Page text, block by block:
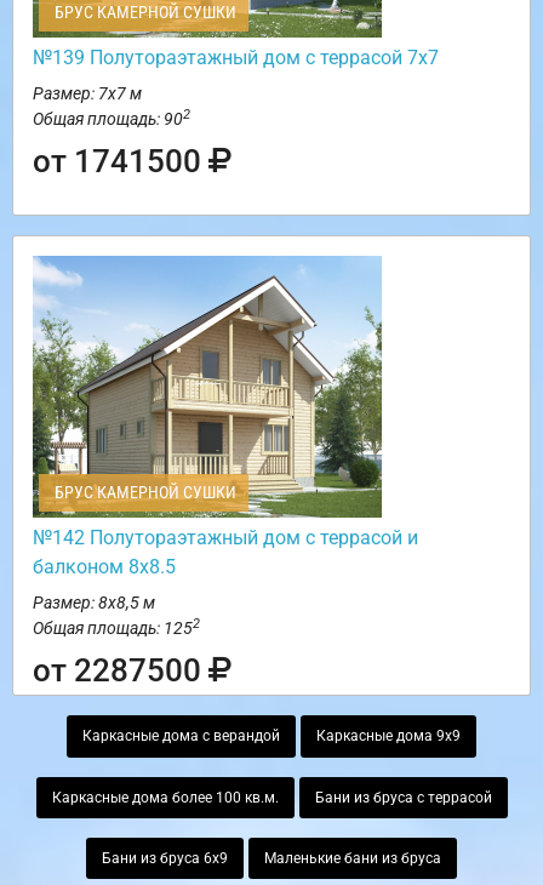
БРУС КАМЕРНОЙ СУШКИ
№139 Полутораэтажный дом с террасой 7х7
Размер: 7х7 м
Общая площадь: 902
от 1741500
БРУС КАМЕРНОЙ СУШКИ
№142 Полутораэтажный дом с террасой и
балконом 8х8.5
Размер: 8х8,5 м
Общая площадь: 1252
от 2287500
Каркасные дома с верандой Каркасные дома 9х9
Каркасные дома более 100 кв.м. Бани из бруса с террасой
Бани из бруса 6х9 Маленькие бани из бруса